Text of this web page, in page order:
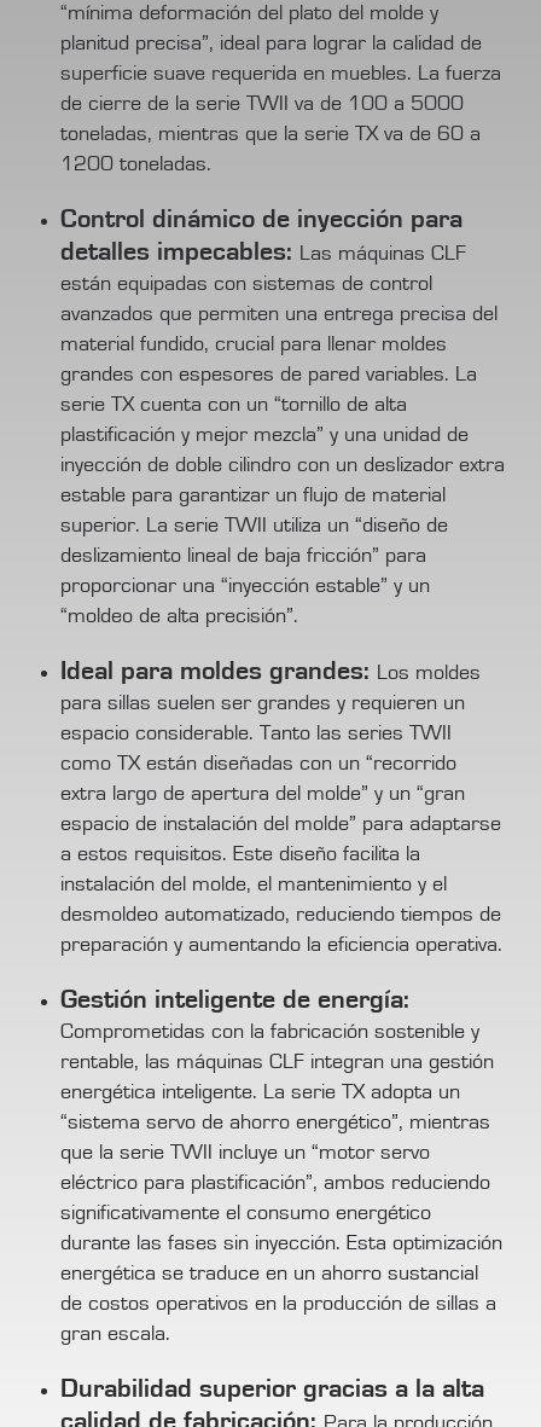
“mínima deformación del plato del molde y
planitud precisa”, ideal para lograr la calidad de
superficie suave requerida en muebles. La fuerza
de cierre de la serie TWII va de 100 a 5000
toneladas, mientras que la serie TX va de 60 a
1200 toneladas.
Control dinámico de inyección para
detalles impecables: Las máquinas CLF
están equipadas con sistemas de control
avanzados que permiten una entrega precisa del
material fundido, crucial para llenar moldes
grandes con espesores de pared variables. La
serie TX cuenta con un “tornillo de alta
plastificación y mejor mezcla” y una unidad de
inyección de doble cilindro con un deslizador extra
estable para garantizar un flujo de material
superior. La serie TWII utiliza un “diseño de
deslizamiento lineal de baja fricción” para
proporcionar una “inyección estable” y un
“moldeo de alta precisión”.
Ideal para moldes grandes: Los moldes
para sillas suelen ser grandes y requieren un
espacio considerable. Tanto las series TWII
como TX están diseñadas con un “recorrido
extra largo de apertura del molde” y un “gran
espacio de instalación del molde” para adaptarse
a estos requisitos. Este diseño facilita la
instalación del molde, el mantenimiento y el
desmoldeo automatizado, reduciendo tiempos de
preparación y aumentando la eficiencia operativa.
Gestión inteligente de energía:
Comprometidas con la fabricación sostenible y
rentable, las máquinas CLF integran una gestión
energética inteligente. La serie TX adopta un
“sistema servo de ahorro energético”, mientras
que la serie TWII incluye un “motor servo
eléctrico para plastificación”, ambos reduciendo
significativamente el consumo energético
durante las fases sin inyección. Esta optimización
energética se traduce en un ahorro sustancial
de costos operativos en la producción de sillas a
gran escala.
Durabilidad superior gracias a la alta
calidad de fabricación: